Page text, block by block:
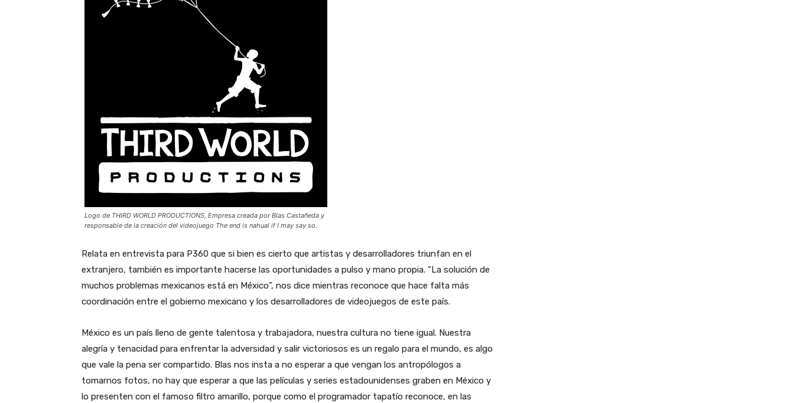
Logo de THIRD WORLD PRODUCTIONS, Empresa creada por Blas Castañeda y
responsable de la creación del videojuego The end is nahual if I may say so.
Relata en entrevista para P360 que si bien es cierto que artistas y desarrolladores triunfan en el
extranjero, también es importante hacerse las oportunidades a pulso y mano propia. “La solución de
muchos problemas mexicanos está en México”, nos dice mientras reconoce que hace falta más
coordinación entre el gobierno mexicano y los desarrolladores de videojuegos de este país.
México es un país lleno de gente talentosa y trabajadora, nuestra cultura no tiene igual. Nuestra
alegría y tenacidad para enfrentar la adversidad y salir victoriosos es un regalo para el mundo, es algo
que vale la pena ser compartido. Blas nos insta a no esperar a que vengan los antropólogos a
tomarnos fotos, no hay que esperar a que las películas y series estadounidenses graben en México y
lo presenten con el famoso filtro amarillo, porque como el programador tapatío reconoce, en las